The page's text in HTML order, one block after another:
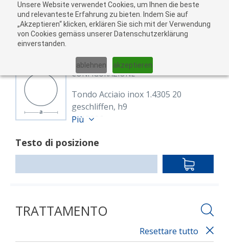
Unsere Website verwendet Cookies, um Ihnen die beste
und relevanteste Erfahrung zu bieten. Indem Sie auf
„Akzeptieren“ klicken, erklären Sie sich mit der Verwendung
von Cookies gemäss unserer Datenschutzerklärung
einverstanden.
ablehnen akzeptieren
01 02
CONFIGURAZIONE
Tondo Acciaio inox 1.4305 20
geschliffen, h9
8113896
EN 10088-3,EN 10278
geschliffen h9
Più
Testo di posizione
IN
TRATTAMENTO
Resettare tutto